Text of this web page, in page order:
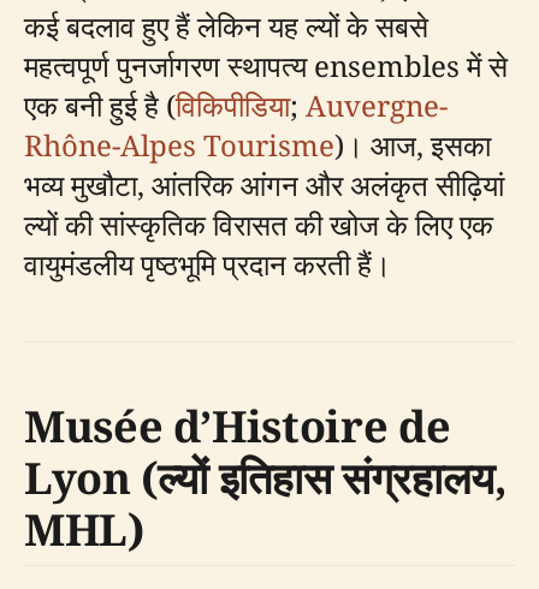
कई बदलाव हुए हैं लेकिन यह ल्यों के सबसे
महत्वपूर्ण पुनर्जागरण स्थापत्य ensembles में से
एक बनी हुई है (विकिपीडिया; Auvergne-
Rhône-Alpes Tourisme)। आज, इसका
भव्य मुखौटा, आंतरिक आंगन और अलंकृत सीढ़ियां
ल्यों की सांस्कृतिक विरासत की खोज के लिए एक
वायुमंडलीय पृष्ठभूमि प्रदान करती हैं।
Musée d’Histoire de
Lyon (ल्यों इतिहास संग्रहालय,
MHL)